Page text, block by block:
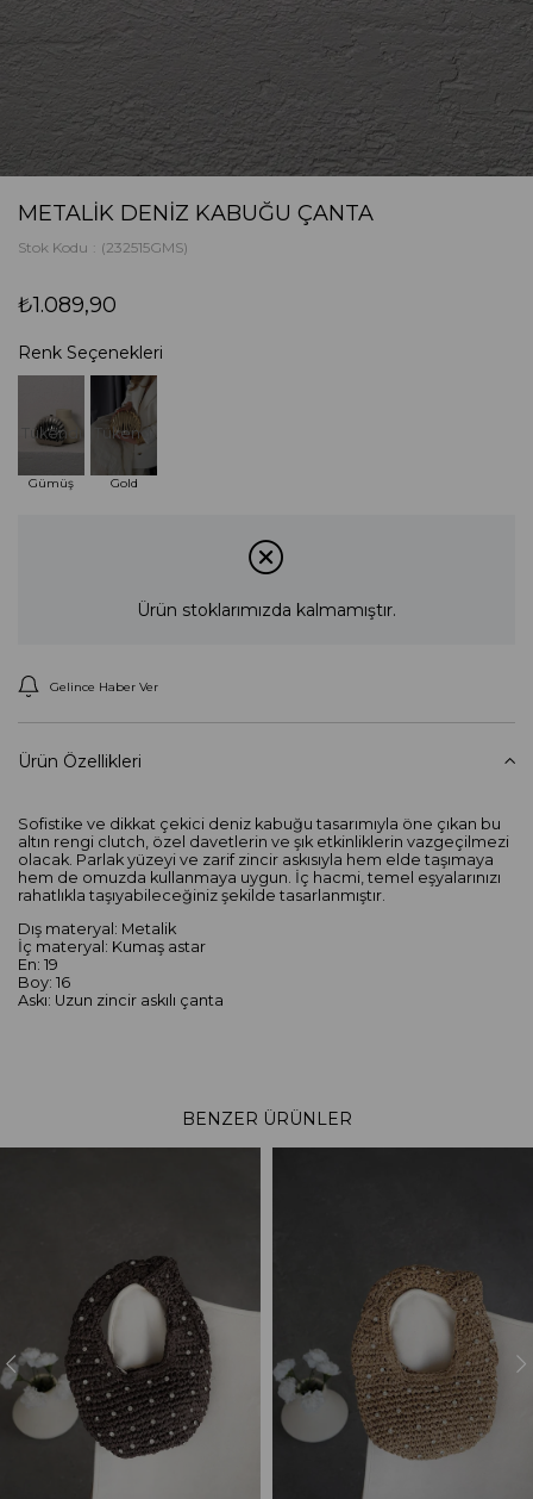
METALIK DENIZ KABUĞU ÇANTA
Stok Kodu (232515GMS)
₺1.089,90
Renk Seçenekleri
Tükendi
Gümüş
Tükendi
Gold
Ürün stoklarımızda kalmamıştır.
Gelince Haber Ver
Ürün Özellikleri
Sofistike ve dikkat çekici deniz kabuğu tasarımıyla öne çıkan bu
altın rengi clutch, özel davetlerin ve şık etkinliklerin vazgeçilmezi
olacak. Parlak yüzeyi ve zarif zincir askısıyla hem elde taşımaya
hem de omuzda kullanmaya uygun. İç hacmi, temel eşyalarınızı
rahatlıkla taşıyabileceğiniz şekilde tasarlanmıştır.
Dış materyal: Metalik
İç materyal: Kumaş astar
En: 19
Boy: 16
Askı: Uzun zincir askılı çanta
BENZER ÜRÜNLER